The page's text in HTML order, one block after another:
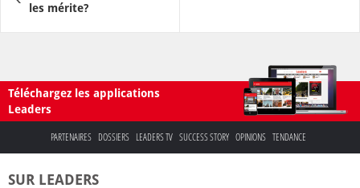
les mérite?
Téléchargez les applications
Leaders
PARTENAIRES DOSSIERS LEADERS TV SUCCESS STORY OPINIONS TENDANCE
SUR LEADERS